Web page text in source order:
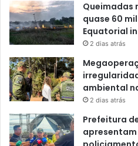
Queimadas
quase 60
Equatorial
2 dias atrás
ambiental
2 dias atrás
Prefeitura